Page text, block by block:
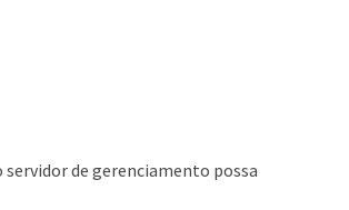
de gerenciamento possa